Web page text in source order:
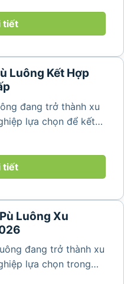
tiết
Luông Kết Hợp
đang trở thành xu
lựa chọn để kết
lượng và xây
vì những chuyến du
tiết
Luông Xu
đang trở thành xu
lựa chọn trong
nghỉ dưỡng, hội